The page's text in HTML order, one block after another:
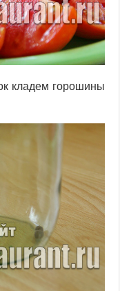
кладем горошины